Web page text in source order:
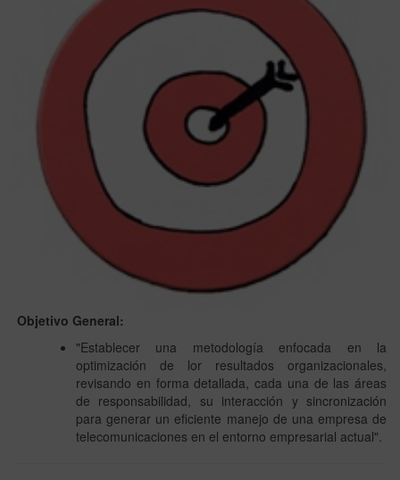
Objetivo General:
"Establecer una metodología enfocada en la
optimización de lor resultados organizacionales,
revisando en forma detallada, cada una de las áreas
de responsabilidad, su interacción y sincronización
para generar un eficiente manejo de una empresa de
telecomunicaciones en el entorno empresarial actual".